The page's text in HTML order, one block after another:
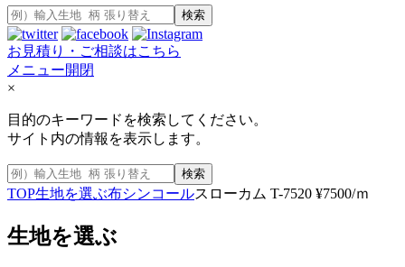
検索
お見積り・ご相談はこちら
メニュー開閉
×
目的のキーワードを検索してください。
サイト内の情報を表示します。
検索
TOP生地を選ぶ布シンコールスローカム T-7520 ¥7500/ｍ
生地を選ぶ